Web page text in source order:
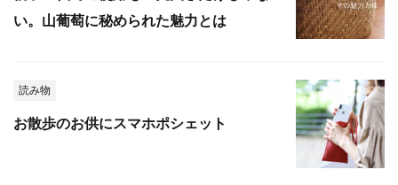
い。山葡萄に秘められた魅力とは
読み物
お散歩のお供にスマホポシェット